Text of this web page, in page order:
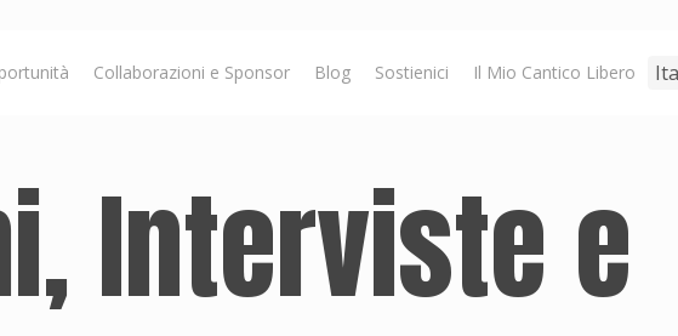
Collaborazioni e Sponsor Blog Sostienici Il Mio Cantico Libero
Interviste e